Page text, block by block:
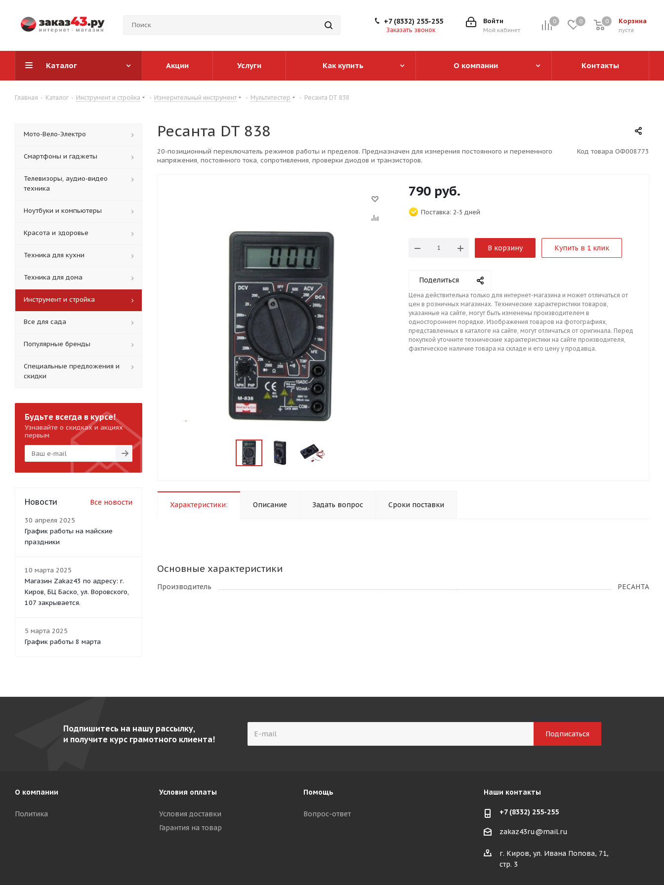
0 0 Корзина
0
пуста
0
Войти
Мой кабинет
+7 (8332) 255-255
Заказать звонок
Каталог Акции Услуги Как купить О компании Контакты
Главная - Каталог - Инструмент и стройка - Измерительный инструмент - Мультитестер - Ресанта DT 838
Ресанта DT 838
20-позиционный переключатель режимов работы и пределов. Предназначен для измерения постоянного и переменного
напряжения, постоянного тока, сопротивления, проверки диодов и транзисторов.
Код товара ОФ008773
790 руб.
Поставка: 2-5 дней
В корзину Купить в 1 клик
Поделиться
Цена действительна только для интернет-магазина и может отличаться от
цен в розничных магазинах. Технические характеристики товаров,
указанные на сайте, могут быть изменены производителем в
одностороннем порядке. Изображения товаров на фотографиях,
представленных в каталоге на сайте, могут отличаться от оригинала. Перед
покупкой уточните технические характеристики на сайте производителя,
фактическое наличие товара на складе и его цену у продавца.
Характеристики: Описание Задать вопрос Сроки поставки
Основные характеристики
Производитель РЕСАНТА
Мото-Вело-Электро
Смартфоны и гаджеты
Телевизоры, аудио-видео
техника
Ноутбуки и компьютеры
Красота и здоровье
Техника для кухни
Техника для дома
Инструмент и стройка
Все для сада
Популярные бренды
Специальные предложения и
скидки
Будьте всегда в курсе!
Узнавайте о скидках и акциях
первым
Новости Все новости
30 апреля 2025
График работы на майские
праздники
10 марта 2025
Магазин Zakaz43 по адресу: г.
Киров, БЦ Баско, ул. Воровского,
107 закрывается.
5 марта 2025
График работы 8 марта
Подпишитесь на нашу рассылку,
и получите курс грамотного клиента!
О компании
Политика
Условия оплаты
Условия доставки
Гарантия на товар
Помощь
Вопрос-ответ
Наши контакты
+7 (8332) 255-255
zakaz43ru@mail.ru
г. Киров, ул. Ивана Попова, 71,
стр. 3